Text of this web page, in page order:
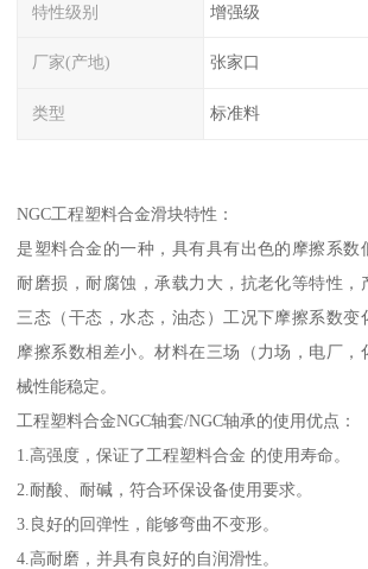
特性级别 增强级
厂家(产地) 张家口
类型 标准料
NGC工程塑料合金滑块特性：
是塑料合金的一种，具有具有出色的摩擦系数
耐磨损，耐腐蚀，承载力大，抗老化等特性，
三态（干态，水态，油态）工况下摩擦系数变
摩擦系数相差小。材料在三场（力场，电厂，
械性能稳定。
工程塑料合金NGC轴套/NGC轴承的使用优点：
1.高强度，保证了工程塑料合金 的使用寿命。
2.耐酸、耐碱，符合环保设备使用要求。
3.良好的回弹性，能够弯曲不变形。
4.高耐磨，并具有良好的自润滑性。